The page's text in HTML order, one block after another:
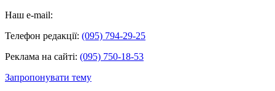
Наш e-mail:
Телефон редакції: (095) 794-29-25
Реклама на сайті: (095) 750-18-53
Запропонувати тему